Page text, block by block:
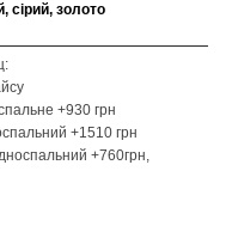
сірий, золото
+930 грн
+1510 грн
+760грн,